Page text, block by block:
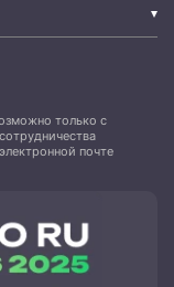
только с
почте